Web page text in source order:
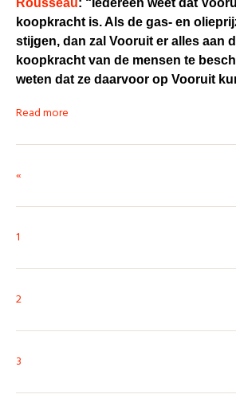
koopkracht is.Als de gas- en
stijgen, dan zal Vooruit er alles aan
koopkracht van de mensen te
weten dat ze daarvoor op Vooruit
Read more
«
1
2
3